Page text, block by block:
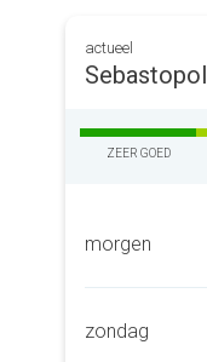
actueel
Sebastopol
ZEER GOED
morgen
zondag